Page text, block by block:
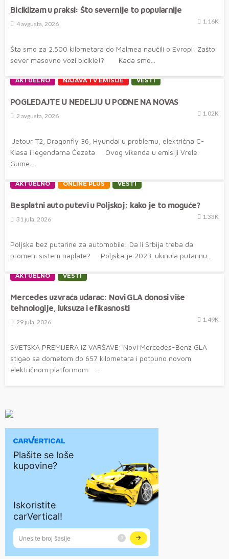
Biciklizam u praksi: Što severnije to popularnije
4 avgusta, 2026 1.16K
Šta smo za 2.500 kilometara do Malmea naučili o Evropi: Zašto
sever masovno vozi bicikle!? Kada smo...
AKTUELNO NAJAVA TV EMISIJE VESTI
POGLEDAJTE U NEDELJU U PODNE NA NOVAS
2 avgusta, 2026 1.02K
Jetour T2, Dragonfly 36, Hyundai u problemu, električna C-
Klasa i legendarna Čezeta Ovog vikenda u emisiji Vrele
Gume...
AKTUELNO ONLINE PLUS VESTI
Besplatni auto putevi u Poljskoj: kako je to moguće?
31 jula, 2026 1.33K
Poljska bez putarine za automobile: Da li Srbija treba da
promeni sistem naplate? Poljska je 2023. ukinula putarinu...
AKTUELNO VESTI
Mercedes uzvraća udarac: Novi GLA donosi više
tehnologije, luksuza i efikasnosti
29 jula, 2026 1.49K
SVETSKA PREMIJERA IZ VARŠAVE: Novi Mercedes-Benz GLA
stigao sa dometom do 657 kilometara i potpuno novom
električnom platformom ...